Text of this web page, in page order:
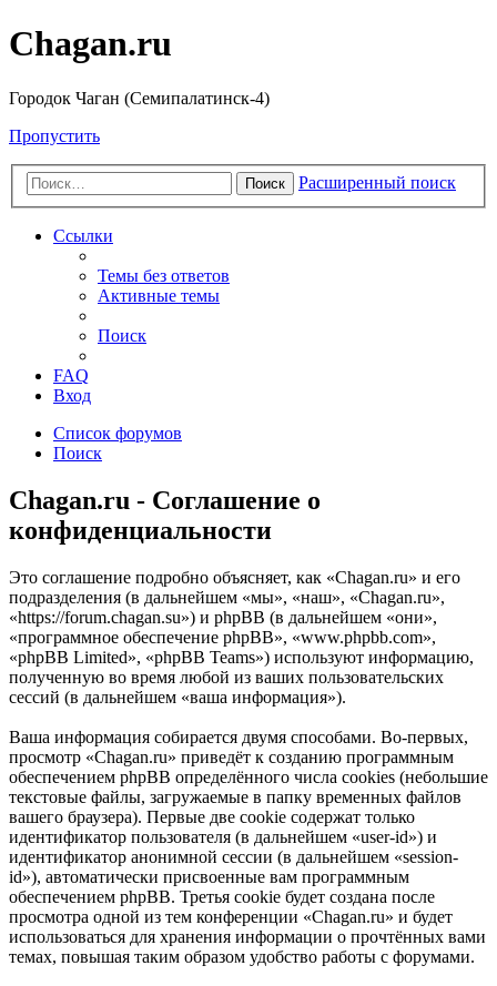
Chagan.ru
Городок Чаган (Семипалатинск-4)
Пропустить
Поиск Расширенный поиск
Ссылки
Темы без ответов
Активные темы
Поиск
FAQ
Вход
Список форумов
Поиск
Chagan.ru - Соглашение о
конфиденциальности
Это соглашение подробно объясняет, как «Chagan.ru» и его
подразделения (в дальнейшем «мы», «наш», «Chagan.ru»,
«https://forum.chagan.su») и phpBB (в дальнейшем «они»,
«программное обеспечение phpBB», «www.phpbb.com»,
«phpBB Limited», «phpBB Teams») используют информацию,
полученную во время любой из ваших пользовательских
сессий (в дальнейшем «ваша информация»).
Ваша информация собирается двумя способами. Во-первых,
просмотр «Chagan.ru» приведёт к созданию программным
обеспечением phpBB определённого числа cookies (небольшие
текстовые файлы, загружаемые в папку временных файлов
вашего браузера). Первые две cookie содержат только
идентификатор пользователя (в дальнейшем «user-id») и
идентификатор анонимной сессии (в дальнейшем «session-
id»), автоматически присвоенные вам программным
обеспечением phpBB. Третья cookie будет создана после
просмотра одной из тем конференции «Chagan.ru» и будет
использоваться для хранения информации о прочтённых вами
темах, повышая таким образом удобство работы с форумами.